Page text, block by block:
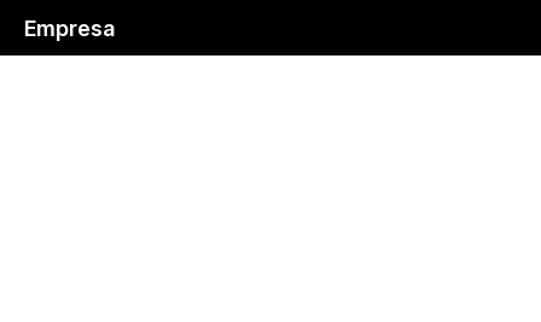
Empresa